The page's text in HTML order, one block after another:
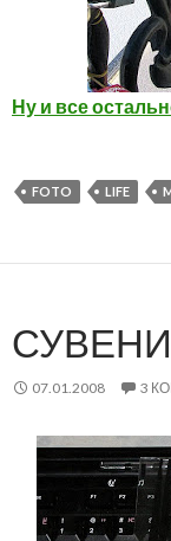
Ну и все
FOTO LIFE
07.01.2008 3